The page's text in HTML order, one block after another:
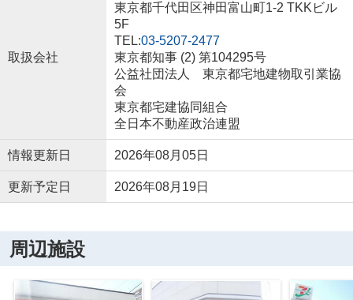
取扱会社
東京都千代田区神田富山町1-2 TKKビル
5F
TEL:03-5207-2477
東京都知事 (2) 第104295号
公益社団法人 東京都宅地建物取引業協
会
東京都宅建協同組合
全日本不動産政治連盟
情報更新日 2026年08月05日
更新予定日 2026年08月19日
周辺施設